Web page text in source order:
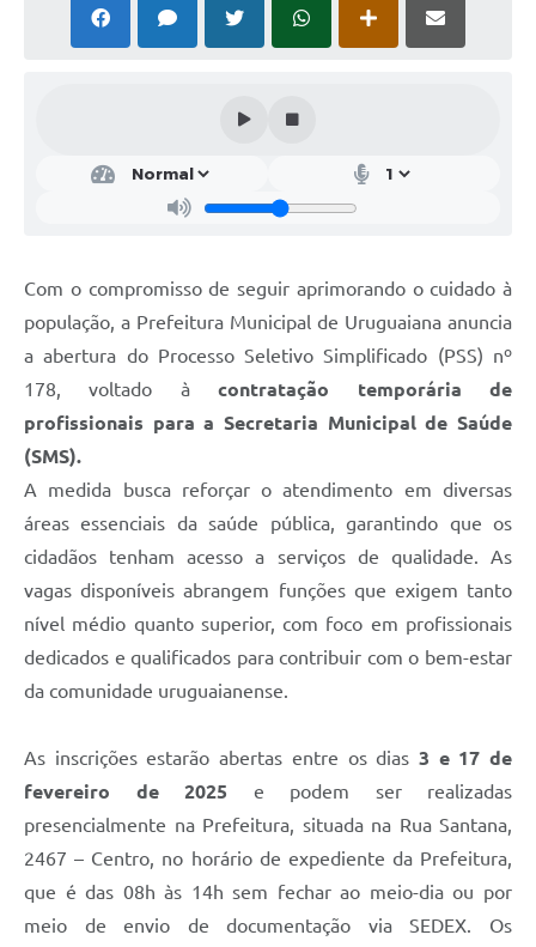
ITBI Online
SIM - Serviço de Inspeção Municipal
Vigilância Sanitária
COPIR - Coordenadoria de Promoção de Igualdade Racial
Contratos
Obras
Galeria de Vídeos
Links
Telefones Úteis
Com o compromisso de seguir aprimorando o cuidado à
população, a Prefeitura Municipal de Uruguaiana anuncia
a abertura do Processo Seletivo Simplificado (PSS) nº
178, voltado àcontratação temporária de
profissionais para a Secretaria Municipal de Saúde
(SMS).
A medida busca reforçar o atendimento em diversas
áreas essenciais da saúde pública, garantindo que os
cidadãos tenham acesso a serviços de qualidade. As
vagas disponíveis abrangem funções que exigem tanto
nível médio quanto superior, com foco em profissionais
dedicados e qualificados para contribuir com o bem-estar
da comunidade uruguaianense.
As inscrições estarão abertas entre os dias 3 e 17 de
fevereiro de 2025 e podem ser realizadas
presencialmente na Prefeitura, situada na Rua Santana,
2467 – Centro, no horário de expediente da Prefeitura,
que é das 08h às 14h sem fechar ao meio-dia ou por
meio de envio de documentação via SEDEX. Os